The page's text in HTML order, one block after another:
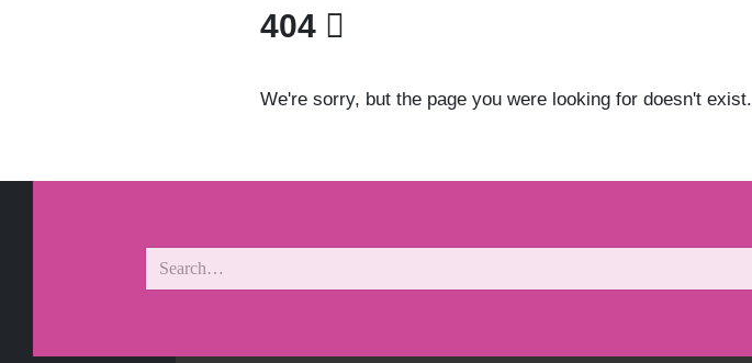
404
We're sorry, but the page you were looking for doesn't exist.